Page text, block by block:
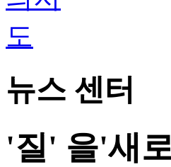
뉴스 센터
'질' 을'새